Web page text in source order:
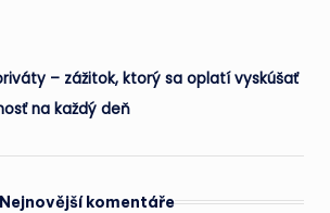
– zážitok, ktorý sa oplatí vyskúšať
na každý deň
Nejnovější komentáře